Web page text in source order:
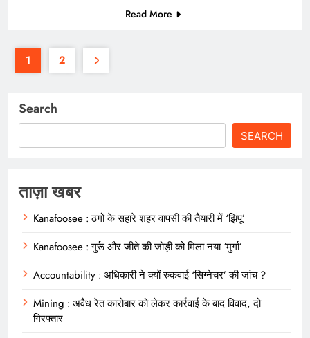
Read More
1 2
Search
SEARCH
ताज़ा खबर
Kanafoosee : ठगों के सहारे शहर वापसी की तैयारी में ‘झिंपू’
Kanafoosee : गुर्रू और जीते की जोड़ी को मिला नया ‘मुर्गा’
Accountability : अधिकारी ने क्यों रुकवाई ‘सिग्नेचर’ की जांच ?
Mining : अवैध रेत कारोबार को लेकर कार्रवाई के बाद विवाद, दो
गिरफ्तार